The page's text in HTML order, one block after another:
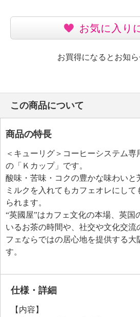
お気に入り
お買得になるとお知
この商品について
商品の特長
＜キューリグ＞コーヒーシステム専
の「Ｋカップ」です。
酸味・苦味・コクの豊かな味わいと
ミルクを入れてもカフェオレにして
られます。
“英國屋”はカフェ文化の本場、英国
いるお茶の時間や、社交や文化交流
フェならではの居心地を提供する大
す。
仕様・詳細
【内容】